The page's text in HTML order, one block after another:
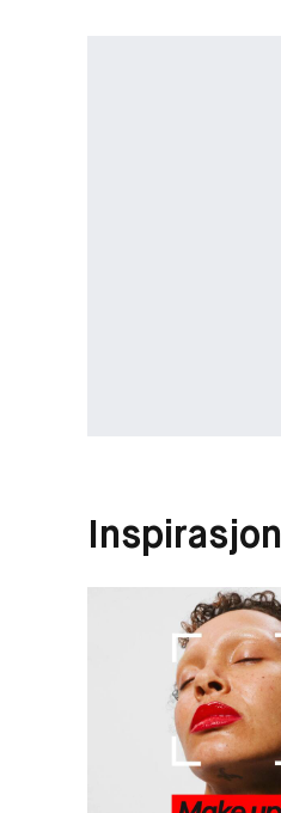
Inspirasjon